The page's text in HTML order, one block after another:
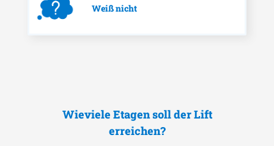
Weiß nicht
Wieviele Etagen soll der Lift
erreichen?